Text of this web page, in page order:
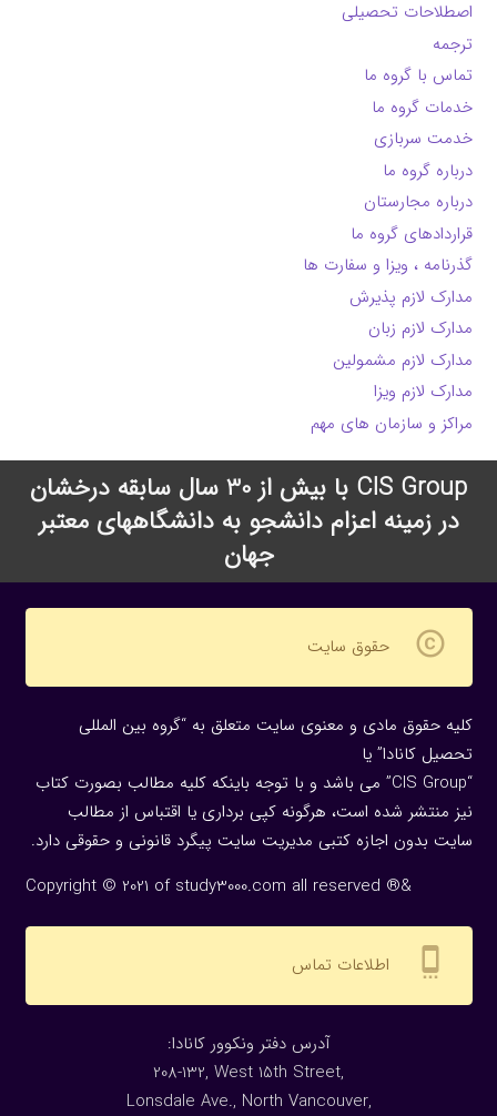
اصطلاحات تحصیلی
ترجمه
تماس با گروه ما
خدمات گروه ما
خدمت سربازی
درباره گروه ما
درباره مجارستان
قراردادهای گروه ما
گذرنامه ، ویزا و سفارت ها
مدارک لازم پذیرش
مدارک لازم زبان
مدارک لازم مشمولین
مدارک لازم ویزا
مراکز و سازمان های مهم
CIS Group با بیش از 30 سال سابقه درخشان
در زمینه اعزام دانشجو به دانشگاههای معتبر
جهان
copyright حقوق سایت
کلیه حقوق مادی و معنوی سایت متعلق به “گروه بین المللی
تحصیل کانادا” یا
“CIS Group” می باشد و با توجه باینکه کلیه مطالب بصورت کتاب
نیز منتشر شده است، هرگونه كپی برداری یا اقتباس از مطالب
سایت بدون اجازه كتبی مدیریت سایت پیگرد قانونی و حقوقی دارد.
Copyright © 2021 of study3000.com all reserved ®&
settings_cell اطلاعات تماس
:آدرس دفتر ونکوور کانادا
208-132, West 15th Street,
Lonsdale Ave., North Vancouver,